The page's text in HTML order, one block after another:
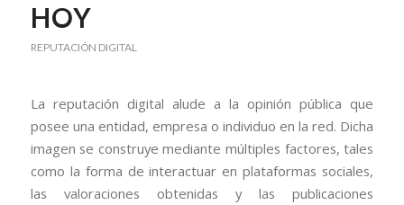
HOY
REPUTACIÓN DIGITAL
La reputación digital alude a la opinión pública que
posee una entidad, empresa o individuo en la red. Dicha
imagen se construye mediante múltiples factores, tales
como la forma de interactuar en plataformas sociales,
las valoraciones obtenidas y las publicaciones